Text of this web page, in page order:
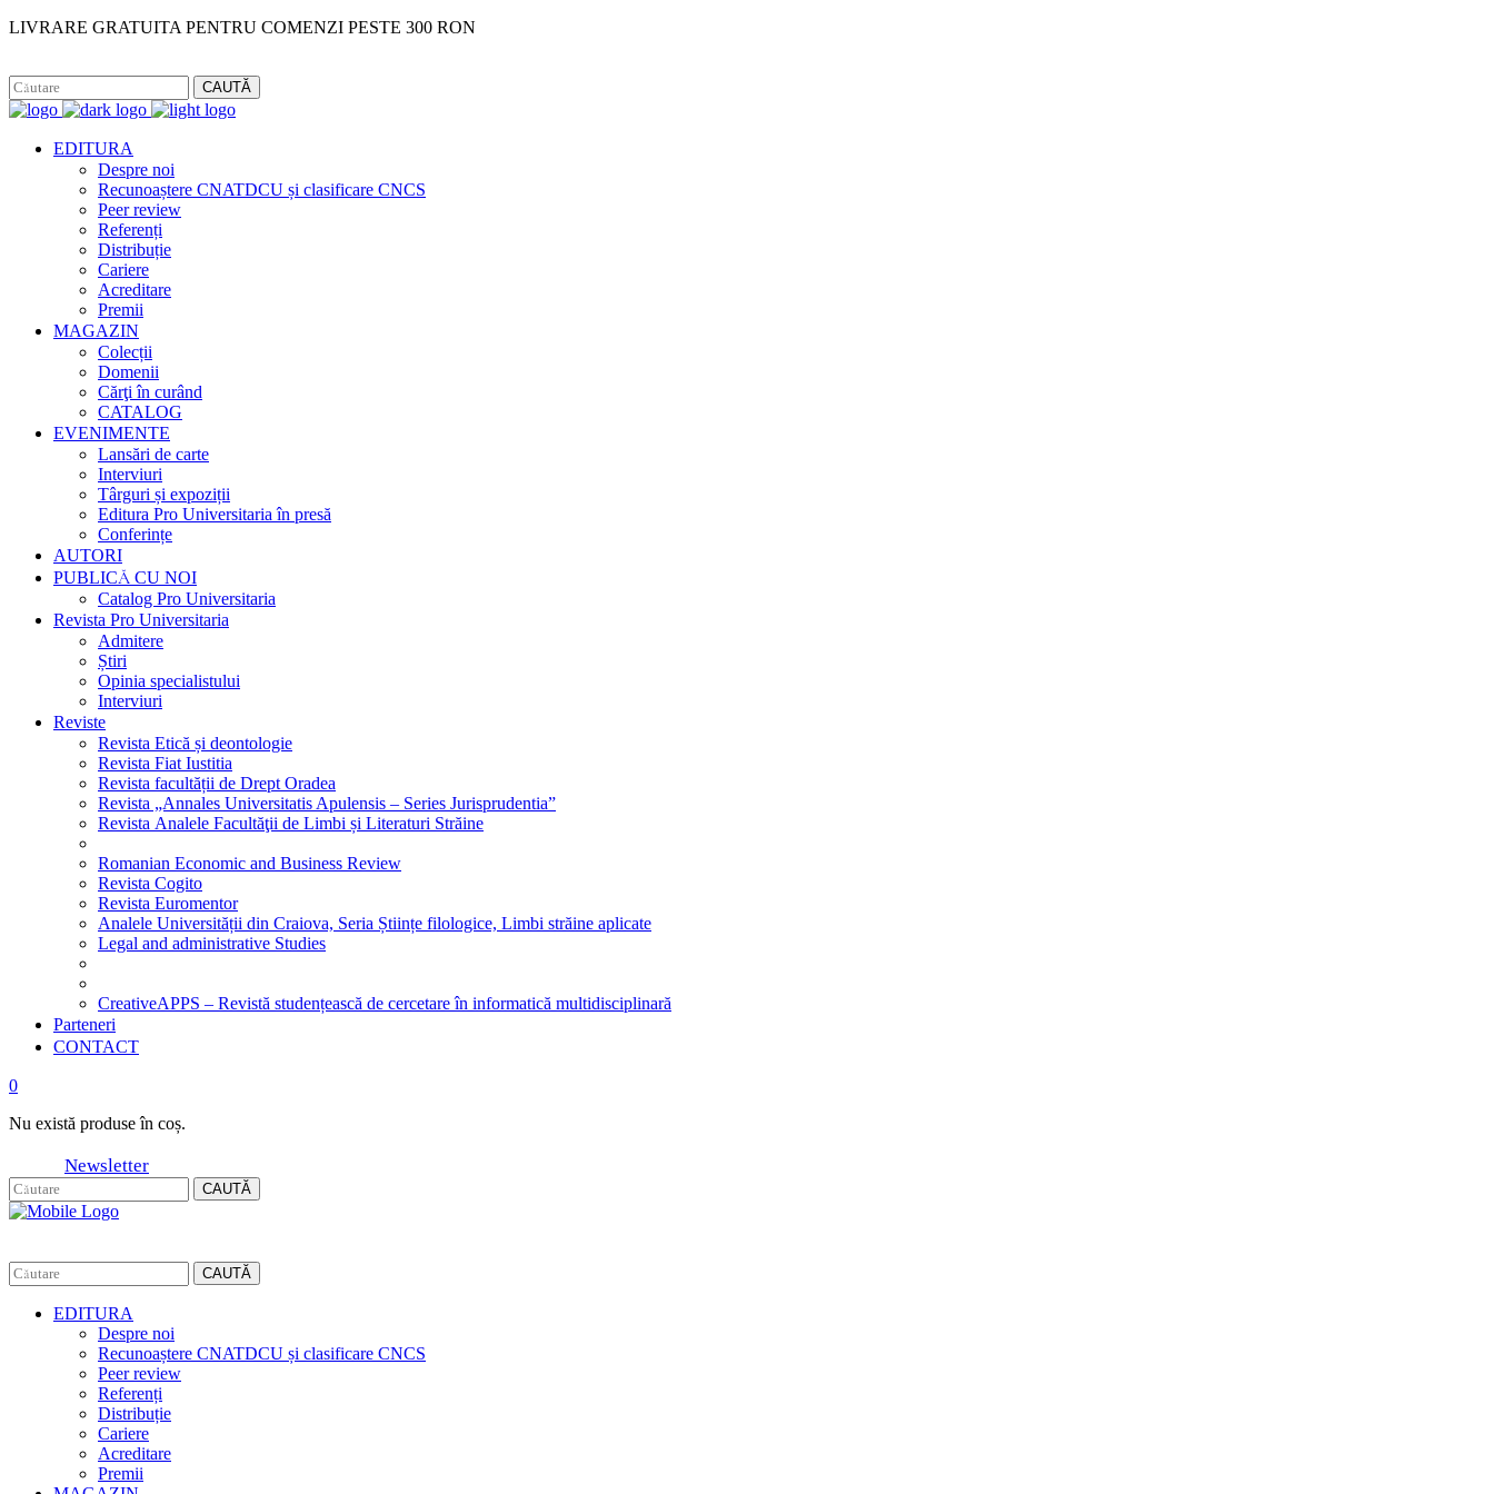
LIVRARE GRATUITA PENTRU COMENZI PESTE 300 RON
CAUTĂ
EDITURA
Despre noi
Recunoaștere CNATDCU și clasificare CNCS
Peer review
Referenți
Distribuție
Cariere
Acreditare
Premii
MAGAZIN
Colecții
Domenii
Cărţi în curând
CATALOG
EVENIMENTE
Lansări de carte
Interviuri
Târguri și expoziții
Editura Pro Universitaria în presă
Conferințe
AUTORI
PUBLICĂ CU NOI
Catalog Pro Universitaria
Revista Pro Universitaria
Admitere
Știri
Opinia specialistului
Interviuri
Reviste
Revista Etică și deontologie
Revista Fiat Iustitia
Revista facultății de Drept Oradea
Revista „Annales Universitatis Apulensis – Series Jurisprudentia”
Revista Analele Facultăţii de Limbi și Literaturi Străine
Romanian Economic and Business Review
Revista Cogito
Revista Euromentor
Analele Universității din Craiova, Seria Științe filologice, Limbi străine aplicate
Legal and administrative Studies
CreativeAPPS – Revistă studențească de cercetare în informatică multidisciplinară
Parteneri
CONTACT
0
Nu există produse în coș.
Newsletter
CAUTĂ
CAUTĂ
EDITURA
Despre noi
Recunoaștere CNATDCU și clasificare CNCS
Peer review
Referenți
Distribuție
Cariere
Acreditare
Premii